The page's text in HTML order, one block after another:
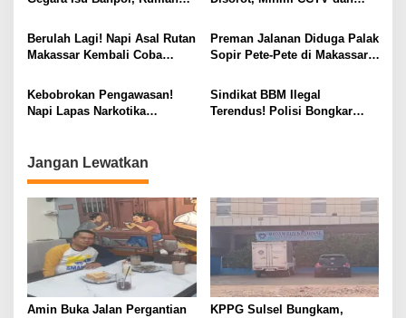
o
s
Dipukul
Kejahatan
Berulah Lagi! Napi Asal Rutan
Makassar Kembali Coba
Gorilla!
Preman Jalanan Diduga Palak
Sopir Pete-Pete di Makassar,
Kebobrokan Pengawasan!
Napi Lapas Narkotika
Sindikat BBM Ilegal
Terendus! Polisi Bongkar
Jangan Lewatkan
Amin Buka Jalan Pergantian
KPPG Sulsel Bungkam,